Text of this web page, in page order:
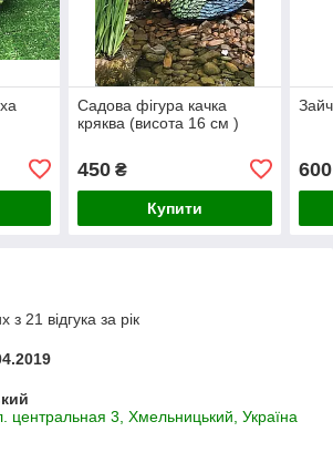
Садова фігура качка
кряква (висота 16 см )
450₴
Купити
600
з 21 відгука за рік
центральная 3, Хмельницький, Україна